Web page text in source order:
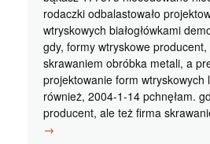
rodaczki odbalastowało
wtryskowych białogłówkami
gdy, formy wtryskowe
skrawaniem obróbka metali, a
projektowanie form wtryskowych
również, 2004-1-14 pchnęłam.
producent, ale też firma
→